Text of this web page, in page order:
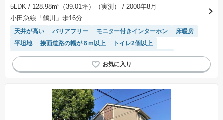
5LDK / 128.98m²（39.01坪）（実測）
/ 2000年8月
小田急線「鶴川」歩16分
天井が高い バリアフリー モニター付きインターホン
床暖房
平坦地
接面道路の幅が６m以上
トイレ2個以上
システムキッチン
食洗機 浴室乾燥機
温水洗浄便座
窓付き浴室